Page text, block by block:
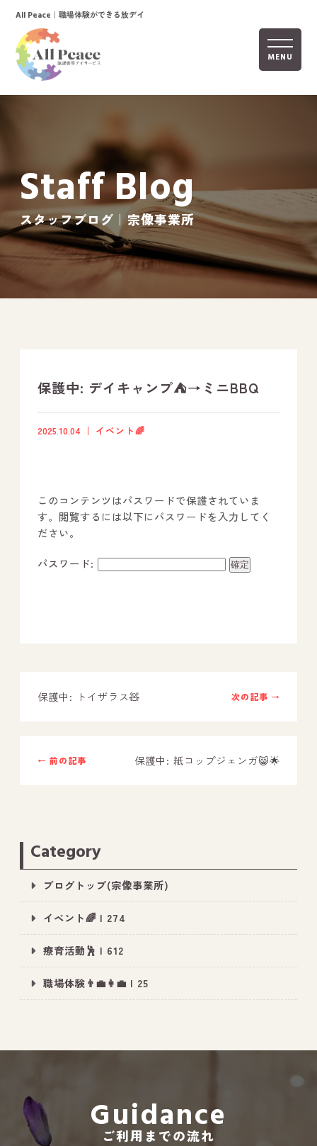
MENU
ホーム
活動内容
ご利用までの流れ
採用情報
自己評価表
社内行事
事業所のご案内
－ オールピース宗像事業所
－ オールピース福津事業所
スタッフブログ
－ 福津事業所のブログ
－ 鳥栖事業所のブログ
Instagram 事業所紹介動画
CEO BLOG
オールピース代表の部屋
All Peace ｜職場体験ができる放デイ
Staff Blog
スタッフブログ｜宗像事業所
保護中: デイキャンプ⛺️→ミニBBQ
2025.10.04 イベント🌈
このコンテンツはパスワードで保護されていま
す。閲覧するには以下にパスワードを入力してく
ださい。
パスワード:
次の記事 →
保護中: トイザラス🧸
← 前の記事 保護中: 紙コップジェンガ😸🌟
Category
ブログトップ(宗像事業所)
イベント🌈 | 274
療育活動🕺 | 612
職場体験👨‍💼👩‍💼 | 25
Guidance
ご利用までの流れ